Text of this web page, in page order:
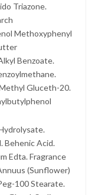
Triazone.
Methoxyphenyl
Benzoate.
Gluceth-20.
Behenic Acid.
Edta. Fragrance
(Sunflower)
100 Stearate.